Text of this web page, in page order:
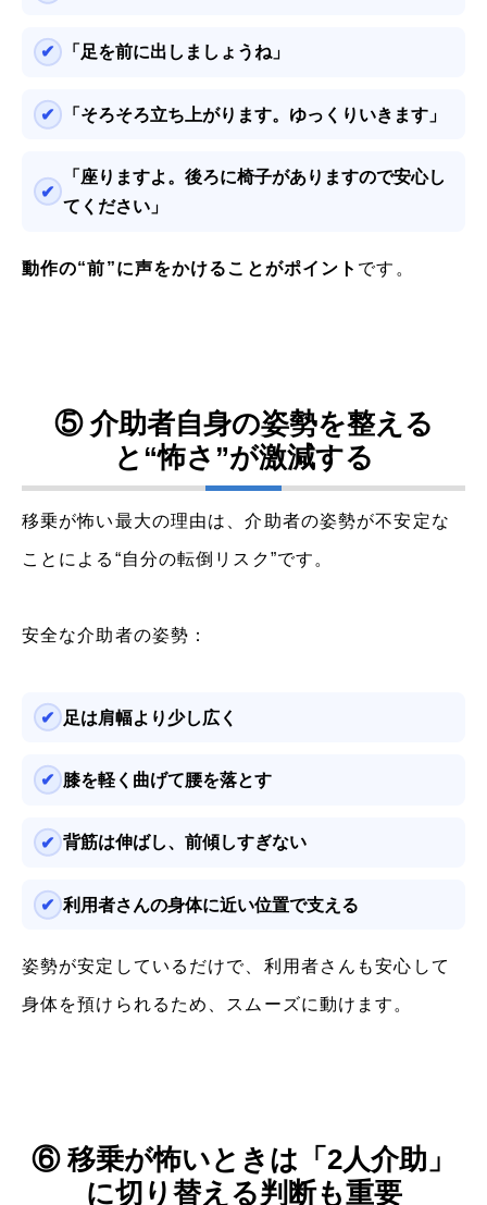
「足を前に出しましょうね」
「そろそろ立ち上がります。ゆっくりいきます」
「座りますよ。後ろに椅子がありますので安心し
てください」
動作の“前”に声をかけることがポイント です。
⑤ 介助者自身の姿勢を整える
と“怖さ”が激減する
移乗が怖い最大の理由は、介助者の姿勢が不安定な
ことによる“自分の転倒リスク”です。
安全な介助者の姿勢：
足は肩幅より少し広く
膝を軽く曲げて腰を落とす
背筋は伸ばし、前傾しすぎない
利用者さんの身体に近い位置で支える
姿勢が安定しているだけで、利用者さんも安心して
身体を預けられるため、スムーズに動けます。
⑥ 移乗が怖いときは「2人介助」
に切り替える判断も重要